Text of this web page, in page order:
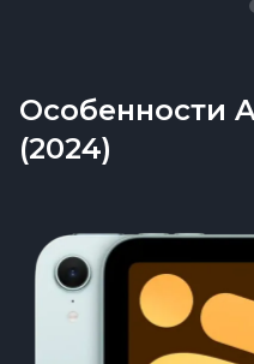
Особенности
(2024)